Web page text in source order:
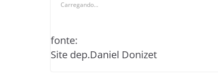
Carregando...
fonte:
Site dep.Daniel Donizet